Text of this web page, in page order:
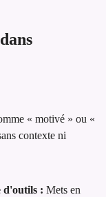
« motivé » ou «
contexte ni
d'outils : Mets en